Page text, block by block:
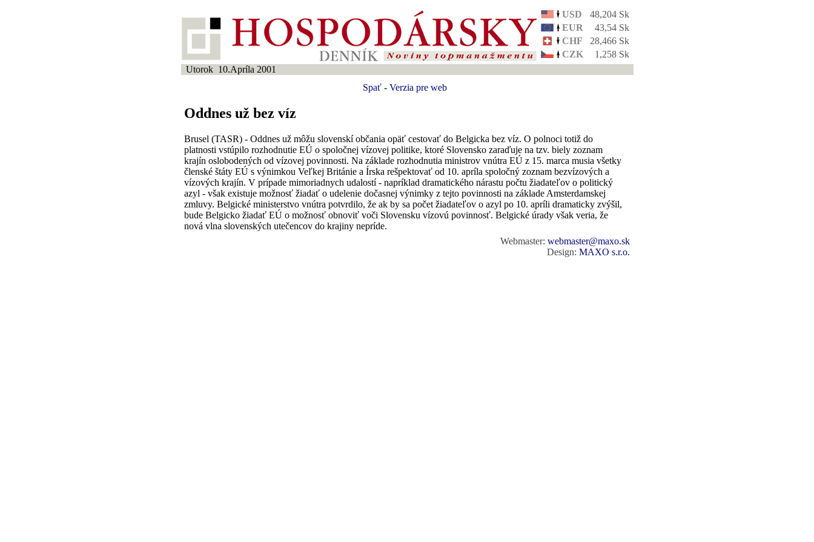
USD
48,204 Sk
EUR
43,54 Sk
CHF
28,466 Sk
CZK
1,258 Sk
Utorok 10.Apríla 2001
Spať - Verzia pre web
Oddnes už bez víz
Brusel (TASR) - Oddnes už môžu slovenskí občania opäť cestovať do Belgicka bez víz. O polnoci totiž do
platnosti vstúpilo rozhodnutie EÚ o spoločnej vízovej politike, ktoré Slovensko zaraďuje na tzv. biely zoznam
krajín oslobodených od vízovej povinnosti. Na základe rozhodnutia ministrov vnútra EÚ z 15. marca musia všetky
členské štáty EÚ s výnimkou Veľkej Británie a Írska rešpektovať od 10. apríla spoločný zoznam bezvízových a
vízových krajín. V prípade mimoriadnych udalostí - napríklad dramatického nárastu počtu žiadateľov o politický
azyl - však existuje možnosť žiadať o udelenie dočasnej výnimky z tejto povinnosti na základe Amsterdamskej
zmluvy. Belgické ministerstvo vnútra potvrdilo, že ak by sa počet žiadateľov o azyl po 10. apríli dramaticky zvýšil,
bude Belgicko žiadať EÚ o možnosť obnoviť voči Slovensku vízovú povinnosť. Belgické úrady však veria, že
nová vlna slovenských utečencov do krajiny nepríde.
Webmaster: webmaster@maxo.sk
Design: MAXO s.r.o.